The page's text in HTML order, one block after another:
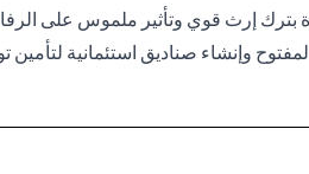
بترك إرث قوي وتأثير ملموس على
وإنشاء صناديق استئمانية لتأمين